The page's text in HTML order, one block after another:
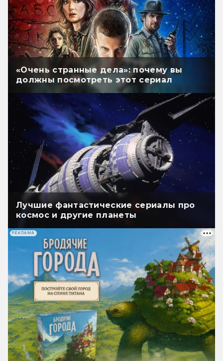
«Очень странные дела»: почему вы
должны посмотреть этот сериал
Лучшие фантастические сериалы про
космос и другие планеты
РЕКЛАМА